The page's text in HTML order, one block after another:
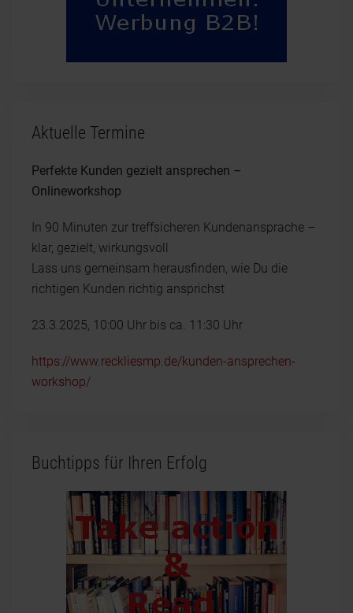
Aktuelle Termine
Perfekte Kunden gezielt ansprechen –
Onlineworkshop
In 90 Minuten zur treffsicheren Kundenansprache –
klar, gezielt, wirkungsvoll
Lass uns gemeinsam herausfinden, wie Du die
richtigen Kunden richtig ansprichst
23.3.2025, 10:00 Uhr bis ca. 11:30 Uhr
https://www.reckliesmp.de/kunden-ansprechen-
workshop/
Buchtipps für Ihren Erfolg